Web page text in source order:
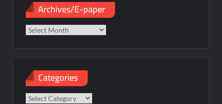
Archives/E-paper
Categories
Categories